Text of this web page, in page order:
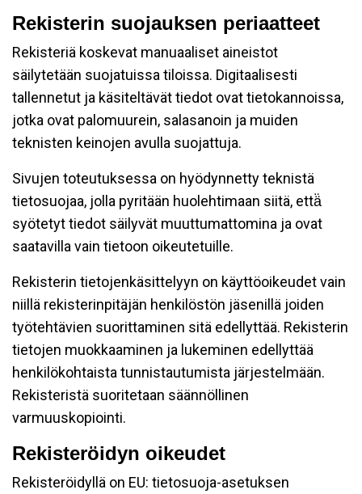
Rekisterin suojauksen periaatteet
Rekisteriä koskevat manuaaliset aineistot
säilytetään suojatuissa tiloissa. Digitaalisesti
tallennetut ja käsiteltävät tiedot ovat tietokannoissa,
jotka ovat palomuurein, salasanoin ja muiden
teknisten keinojen avulla suojattuja.
Sivujen toteutuksessa on hyödynnetty teknistä
tietosuojaa, jolla pyritään huolehtimaan siitä, että̈
syötetyt tiedot säilyvät muuttumattomina ja ovat
saatavilla vain tietoon oikeutetuille.
Rekisterin tietojenkäsittelyyn on käyttöoikeudet vain
niillä rekisterinpitäjän henkilöstön jäsenillä joiden
työtehtävien suorittaminen sitä edellyttää. Rekisterin
tietojen muokkaaminen ja lukeminen edellyttää
henkilökohtaista tunnistautumista järjestelmään.
Rekisteristä suoritetaan säännöllinen
varmuuskopiointi.
Rekisteröidyn oikeudet
Rekisteröidyllä on EU: tietosuoja-asetuksen